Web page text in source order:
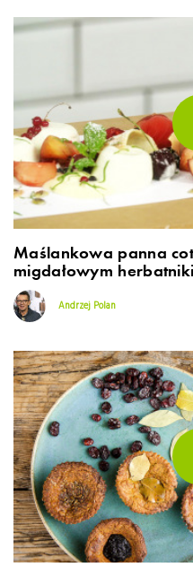
Maślankowa panna
migdałowym
Andrzej Polan